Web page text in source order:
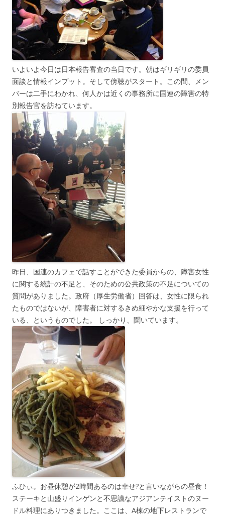
いよいよ今日は日本報告審査の当日です。朝はギリギリの委員
面談と情報インプット。そして傍聴がスタート。この間、メン
バーは二手にわかれ、何人かは近くの事務所に国連の障害の特
別報告官を訪ねています。
昨日、国連のカフェで話すことができた委員からの、障害女性
に関する統計の不足と、そのための公共政策の不足についての
質問がありました。政府（厚生労働省）回答は、女性に限られ
たものではないが、障害者に対するきめ細やかな支援を行って
いる、というものでした。 しっかり、聞いています。
ふひぃ。お昼休憩が2時間あるのは幸せ?と言いながらの昼食！
ステーキと山盛りインゲンと不思議なアジアンテイストのヌー
ドル料理にありつきました。ここは、A棟の地下レストランで